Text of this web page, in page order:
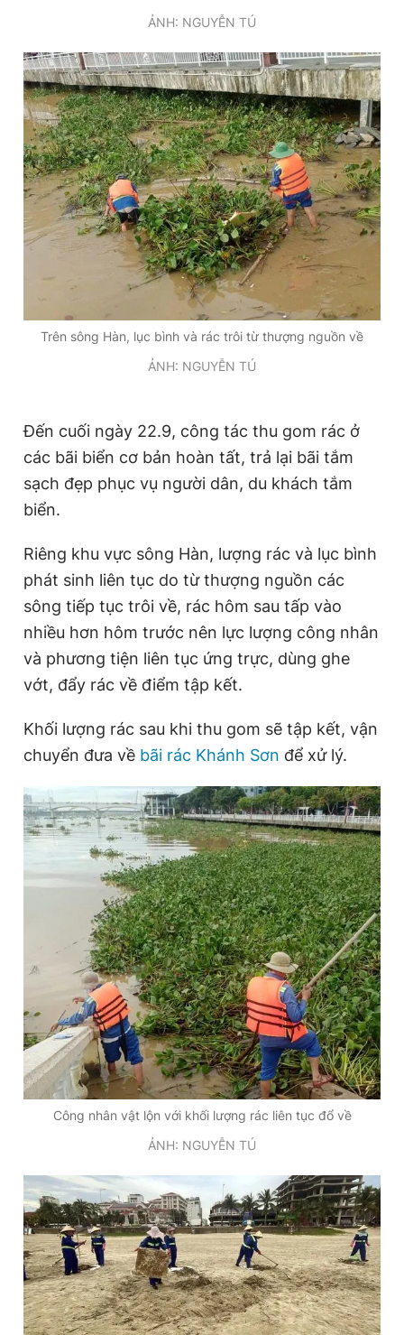
ẢNH: NGUYỄN TÚ
Trên sông Hàn, lục bình và rác trôi từ thượng nguồn về
ẢNH: NGUYỄN TÚ
Đến cuối ngày 22.9, công tác thu gom rác ở
các bãi biển cơ bản hoàn tất, trả lại bãi tắm
sạch đẹp phục vụ người dân, du khách tắm
biển.
Riêng khu vực sông Hàn, lượng rác và lục bình
phát sinh liên tục do từ thượng nguồn các
sông tiếp tục trôi về, rác hôm sau tấp vào
nhiều hơn hôm trước nên lực lượng công nhân
và phương tiện liên tục ứng trực, dùng ghe
vớt, đẩy rác về điểm tập kết.
Khối lượng rác sau khi thu gom sẽ tập kết, vận
chuyển đưa về bãi rác Khánh Sơn để xử lý.
Công nhân vật lộn với khối lượng rác liên tục đổ về
ẢNH: NGUYỄN TÚ